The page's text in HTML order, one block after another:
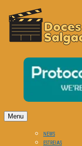
DOCES OU SALGADAS?
O Cinema? Uma Paixão!!
Menu
NEWS
ESTREIAS